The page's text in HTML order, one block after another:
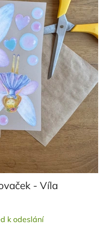
- Víla
k odeslání